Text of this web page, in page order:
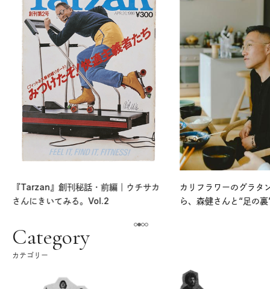
『Tarzan』創刊秘話・前編｜ウチサカ
さんにきいてみる。Vol.2
カリフラワーのグラタ
ら、森健さんと“足の
Category
カテゴリー